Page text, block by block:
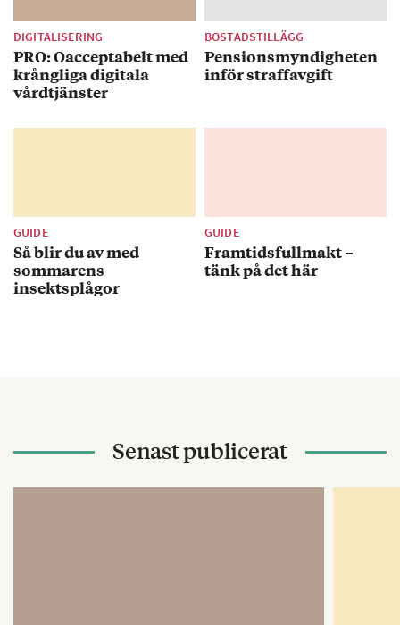
DIGITALISERING
PRO: Oacceptabelt med
krångliga digitala
vårdtjänster
BOSTADSTILLÄGG
Pensionsmyndigheten
inför straffavgift
GUIDE
Så blir du av med
sommarens
insektsplågor
GUIDE
Framtidsfullmakt –
tänk på det här
Senast publicerat